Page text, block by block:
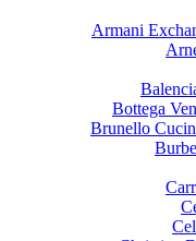
Armani
Bottega
Brunello